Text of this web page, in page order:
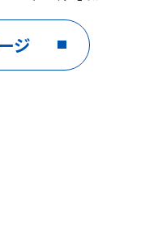
の朝ご飯】船津
】岩田絵里奈
ジ